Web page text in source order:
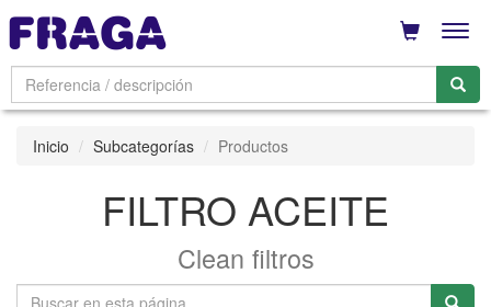
Inicio Subcategorías Productos
FILTRO ACEITE
Clean filtros